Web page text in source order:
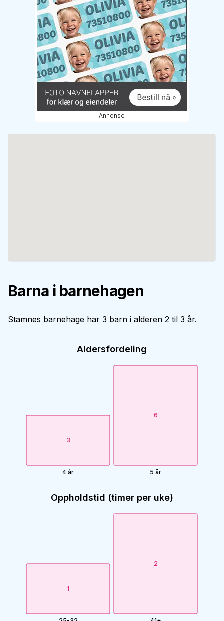
Annonse
Barna i barnehagen
Stamnes barnehage har 3 barn i alderen 2 til 3 år.
Aldersfordeling
3
4 år
6
5 år
Oppholdstid (timer per uke)
1
2